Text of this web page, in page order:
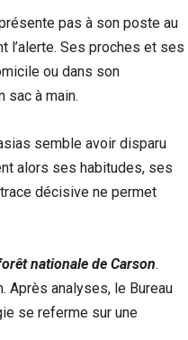
pas à son poste au
l’alerte. Ses proches et ses
ou dans son
sac à main.
semble avoir disparu
alors ses habitudes, ses
décisive ne permet
nationale de Carson.
Après analyses, le Bureau
se referme sur une